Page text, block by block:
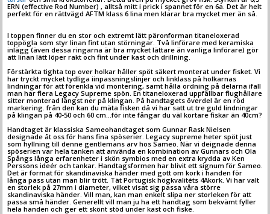
ERN (effective Rod Number) , alltså mitt i prick i spannet för en 6a. Det är helt
perfekt för en rättvägd AFTM klass 6 lina men klarar bra mycket mer än så.
I toppen finner du en stor och extremt lätt päronforman titaneloxerad
toppögla som styr linan fint utan störningar. Två linförare med keramiska
inlägg (även dessa ringarna är bra mycket lättare än vanliga linförare) gör
att linan lätt löper rakt och fint under kast och drillning.
Förstärkta tighta top over holkar håller spöt säkert monterat under fisket. Vi
har tryckt mycket tydliga iinpassningslinjer och linklass på holkarnas
lindningar för att förenkla vid montering, samt hålla ordning på delarna ifall
man har flera Legacy Supreme spön. En titaneloxerad uppfällbar flughållare
sitter monterad längst ner på klingan. På handtagets överdel är en röd
markering. från den kan du mäta fisken då vi har satt ut tre guld lindningar
på klingan på 40-50 och 60 cm…för inte fångar du väl kortare fiskar än 40cm?
Handtaget är klassiska Sameohandtaget som Gunnar Rask Nielsen
designade åt oss för hans fina spöserier. Legacy supreme heter spöt just
som hyllning till denne gentlemans arv hos Sameo. När vi deignade denna
spöserien var hela tanken att använda en kombination av Gunnars och Ola
Spångs långa erfarenheter i skön symbios med en extra krydda av Ken
Perssons ideér och tankar. Handtagsformen har blivit ett signum för Sameo.
Det är format för skandinaviska händer med gott om kork i handen för
långa pass utan man blir trött. Tät Portugisk högkvalitéts 4Akork. Vi har valt
en storlek på 27mm i diameter, vilket visat sig passa våra större
skandinaviska händer. Vill man, kan man enkelt slipa ner storleken för att
passa små händer. Generellt vill man ju ha ett handtag som bekvämt fyller
hela handen och ger ett skönt stöd under kast och fiske.